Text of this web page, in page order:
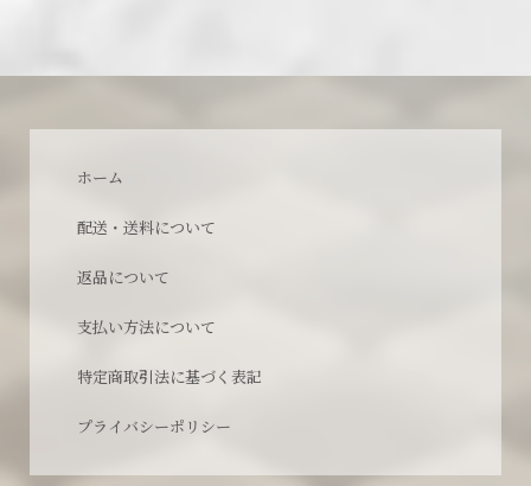
ホーム
配送・送料について
返品について
支払い方法について
特定商取引法に基づく表記
プライバシーポリシー